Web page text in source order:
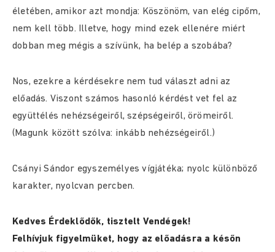
életében, amikor azt mondja: Köszönöm, van elég cipőm,
nem kell több. Illetve, hogy mind ezek ellenére miért
dobban meg mégis a szívünk, ha belép a szobába?
Nos, ezekre a kérdésekre nem tud választ adni az
előadás. Viszont számos hasonló kérdést vet fel az
együttélés nehézségeiről, szépségeiről, örömeiről.
(Magunk között szólva: inkább nehézségeiről.)
Csányi Sándor egyszemélyes vígjátéka; nyolc különböző
karakter, nyolcvan percben.
Kedves Érdeklődők, tisztelt Vendégek!
Felhívjuk figyelmüket, hogy az előadásra a későn